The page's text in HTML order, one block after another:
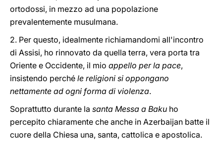
ortodossi, in mezzo ad una popolazione
prevalentemente musulmana.
2. Per questo, idealmente richiamandomi all'incontro
di Assisi, ho rinnovato da quella terra, vera porta tra
Oriente e Occidente, il mio appello per la pace,
insistendo perché le religioni si oppongano
nettamente ad ogni forma di violenza.
Soprattutto durante la santa Messa a Baku ho
percepito chiaramente che anche in Azerbaijan batte il
cuore della Chiesa una, santa, cattolica e apostolica.